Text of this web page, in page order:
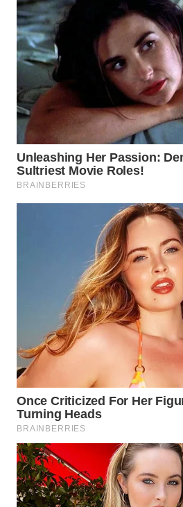
WN
PRIANGAN
TIMUR
WN
SEMARANG
WN
BOROBUDUR
SURABAYA
WN
NATUNA
BINTAN
WN
MANDALIKA
WN
LIKUPANG